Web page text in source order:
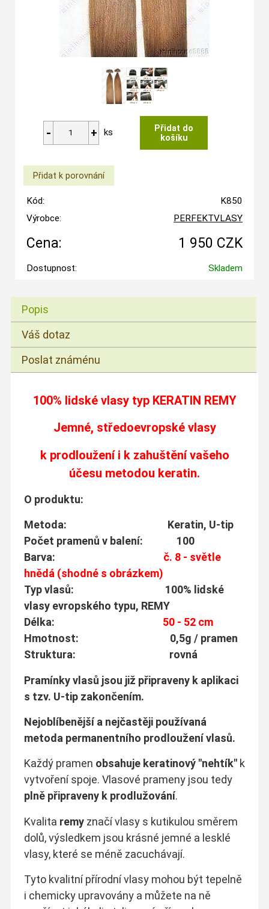
ks
Kód:
K850
Výrobce:
PERFEKTVLASY
Cena: 1 950 CZK
Dostupnost: Skladem
Popis
Váš dotaz
Poslat známénu
100% lidské vlasy typ KERATIN REMY
Jemné, středoevropské vlasy
k prodloužení i k zahuštění vašeho
účesu metodou keratin.
O produktu:
Metoda: Keratin, U-tip
Počet pramenů v balení: 100
Barva: č. 8 - světle
hnědá (shodné s obrázkem)
Typ vlasů: 100% lidské
vlasy evropského typu, REMY
Délka:
50 - 52 cm
Hmotnost: 0,5g / pramen
Struktura: rovná
Pramínky vlasů jsou již připraveny k aplikaci
s tzv. U-tip zakončením.
Nejoblíbenější a nejčastěji používaná
metoda permanentního prodloužení vlasů.
Každý pramen obsahuje keratinový "nehtík"k
vytvoření spoje. Vlasové prameny jsou tedy
plně připraveny k prodlužování.
Kvalita remyznačí vlasy s kutikulou směrem
dolů, výsledkem jsou krásné jemné a lesklé
vlasy, které se méně zacuchávají.
Tyto kvalitní přírodní vlasy mohou být tepelně
i chemicky upravovány a můžete na ně